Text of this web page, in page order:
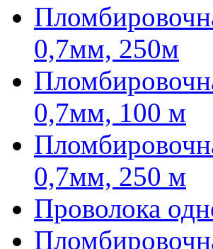
0,7мм, 250м
0,7мм, 100 м
0,7мм, 250 м
Проволока